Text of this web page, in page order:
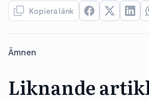
Kopiera länk
Ämnen
Liknande